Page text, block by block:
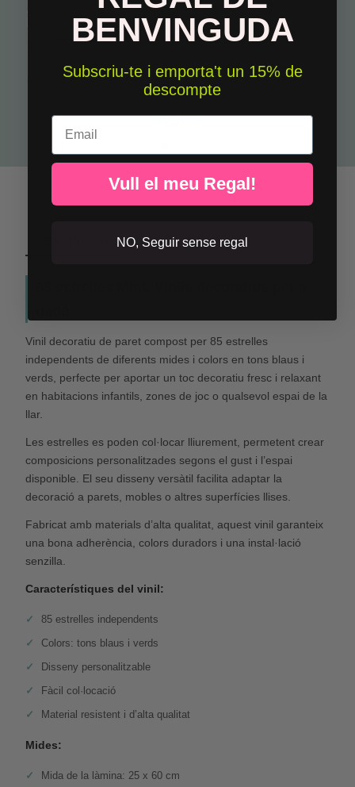
19,95 €
Vinil decoratiu de paret compost per 85 estrelles
independents de diferents mides i colors en tons blaus i
verds, perfecte per aportar un toc decoratiu fresc i relaxant
en habitacions infantils, zones de joc o qualsevol espai de la
llar.
Les estrelles es poden col·locar lliurement, permetent crear
composicions personalitzades segons el gust i l’espai
disponible. El seu disseny versàtil facilita adaptar la
decoració a parets, mobles o altres superfícies llises.
Fabricat amb materials d’alta qualitat, aquest vinil garanteix
una bona adherència, colors duradors i una instal·lació
senzilla.
Característiques del vinil:
85 estrelles independents
Colors: tons blaus i verds
Disseny personalitzable
Fàcil col·locació
Material resistent i d’alta qualitat
Mides:
Mida de la làmina: 25 x 60 cm
BENVINGUDA
Subscriu-te i emporta't un 15% de
descompte
Email
Vull el meu Regal!
NO, Seguir sense regal